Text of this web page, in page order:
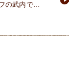
の武内で
体調管理』と